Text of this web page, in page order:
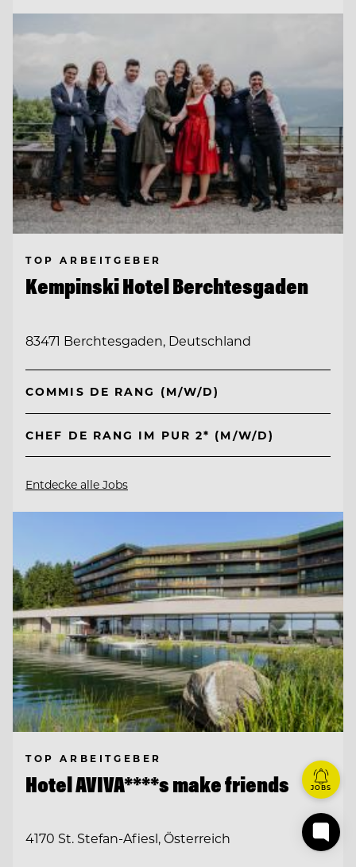
TOP ARBEITGEBER
Kempinski Hotel Berchtesgaden
83471 Berchtesgaden, Deutschland
COMMIS DE RANG (M/W/D)
CHEF DE RANG IM PUR 2* (M/W/D)
Entdecke alle Jobs
TOP ARBEITGEBER
Hotel AVIVA****s make friends
4170 St. Stefan-Afiesl, Österreich
JOBS